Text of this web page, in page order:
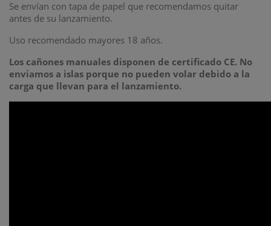
Se envían con tapa de papel que recomendamos quitar
antes de su lanzamiento.
Uso recomendado mayores 18 años.
Los cañones manuales disponen de certificado CE. No
enviamos a islas porque no pueden volar debido a la
carga que llevan para el lanzamiento.